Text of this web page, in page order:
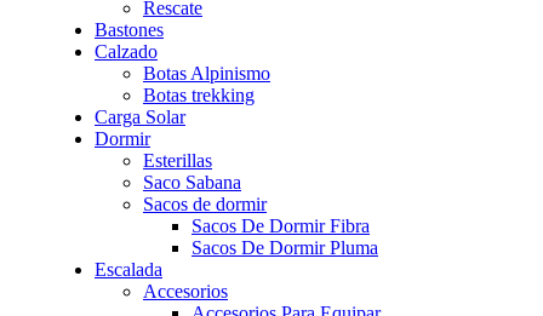
Rescate
Bastones
Calzado
Botas Alpinismo
Botas trekking
Carga Solar
Dormir
Esterillas
Saco Sabana
Sacos de dormir
Sacos De Dormir Fibra
Sacos De Dormir Pluma
Escalada
Accesorios